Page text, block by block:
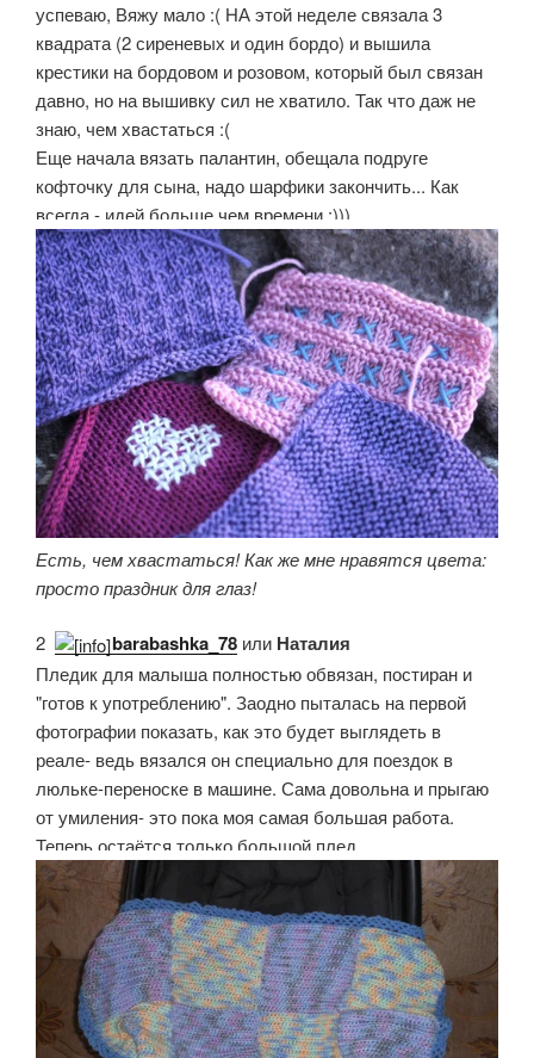
успеваю, Вяжу мало :( НА этой неделе связала 3
квадрата (2 сиреневых и один бордо) и вышила
крестики на бордовом и розовом, который был связан
давно, но на вышивку сил не хватило. Так что даж не
знаю, чем хвастаться :(
Еще начала вязать палантин, обещала подруге
кофточку для сына, надо шарфики закончить... Как
всегда - идей больше чем времени :)))
Есть, чем хвастаться! Как же мне нравятся цвета:
просто праздник для глаз!
2. barabashka_78 или Наталия
Пледик для малыша полностью обвязан, постиран и
"готов к употреблению". Заодно пыталась на первой
фотографии показать, как это будет выглядеть в
реале- ведь вязался он специально для поездок в
люльке-переноске в машине. Сама довольна и прыгаю
от умиления- это пока моя самая большая работа.
Теперь остаётся только большой плед.